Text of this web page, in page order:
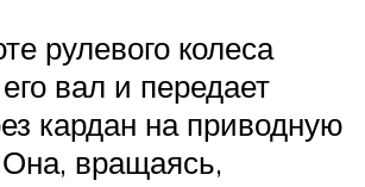
рулевого колеса
вал и передает
кардан на приводную
вращаясь,